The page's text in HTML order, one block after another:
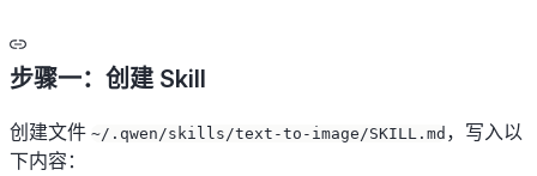
步骤一：创建 Skill
创建文件 ~/.qwen/skills/text-to-image/SKILL.md ，写入以
下内容：